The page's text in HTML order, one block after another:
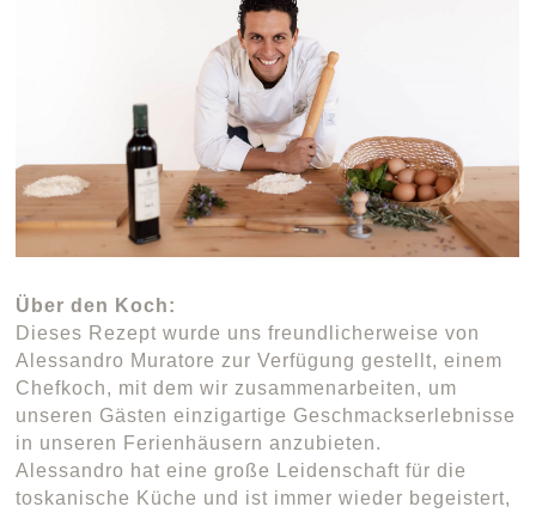
Über den Koch:
Dieses Rezept wurde uns freundlicherweise von
Alessandro Muratore zur Verfügung gestellt, einem
Chefkoch, mit dem wir zusammenarbeiten, um
unseren Gästen einzigartige Geschmackserlebnisse
in unseren Ferienhäusern anzubieten.
Alessandro hat eine große Leidenschaft für die
toskanische Küche und ist immer wieder begeistert,